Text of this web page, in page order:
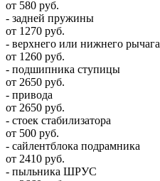
от 580 руб.
- задней пружины
от 1270 руб.
- верхнего или нижнего рычага
от 1260 руб.
- подшипника ступицы
от 2650 руб.
- привода
от 2650 руб.
- стоек стабилизатора
от 500 руб.
- сайлентблока подрамника
от 2410 руб.
- пыльника ШРУС